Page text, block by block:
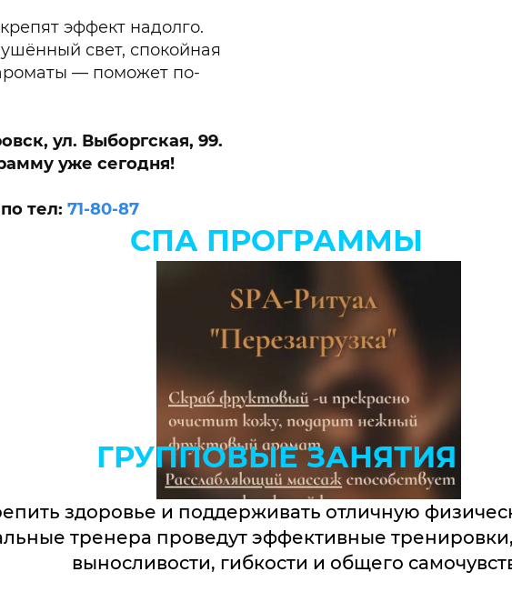
эффект надолго.
свет, спокойная
— поможет по-
ул. Выборгская, 99.
уже сегодня!
тел: 71-80-87
СПА ПРОГРАММЫ
ГРУППОВЫЕ ЗАНЯТИЯ
здоровье и поддерживать отличную
тренера проведут эффективные
выносливости, гибкости и общего